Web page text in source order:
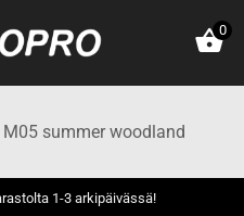
0
M05 summer woodland
1-3 arkipäivässä!